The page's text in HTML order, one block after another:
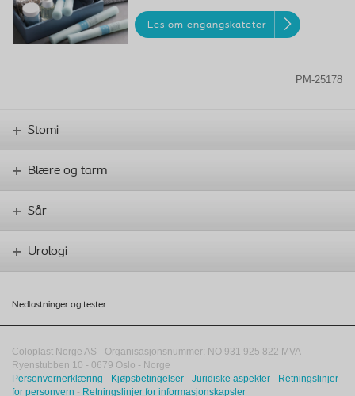
Les om engangskateter
PM-25178
Stomi
Blære og tarm
Sår
Urologi
Nedlastninger og tester
Coloplast Norge AS - Organisasjonsnummer: NO 931 925 822 MVA -
Ryenstubben 10 - 0679 Oslo - Norge
Personvernerklæring - Kjøpsbetingelser - Juridiske aspekter - Retningslinjer
for personvern - Retningslinjer for informasjonskapsler